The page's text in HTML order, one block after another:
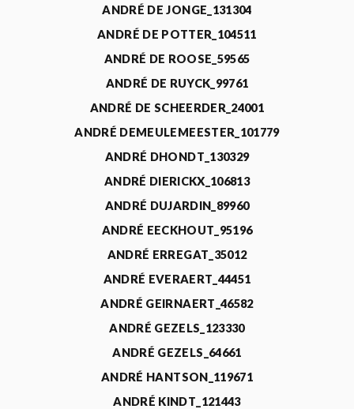
ANDRÉ DE JONGE_131304
ANDRÉ DE POTTER_104511
ANDRÉ DE ROOSE_59565
ANDRÉ DE RUYCK_99761
ANDRÉ DE SCHEERDER_24001
ANDRÉ DEMEULEMEESTER_101779
ANDRÉ DHONDT_130329
ANDRÉ DIERICKX_106813
ANDRÉ DUJARDIN_89960
ANDRÉ EECKHOUT_95196
ANDRÉ ERREGAT_35012
ANDRÉ EVERAERT_44451
ANDRÉ GEIRNAERT_46582
ANDRÉ GEZELS_123330
ANDRÉ GEZELS_64661
ANDRÉ HANTSON_119671
ANDRÉ KINDT_121443